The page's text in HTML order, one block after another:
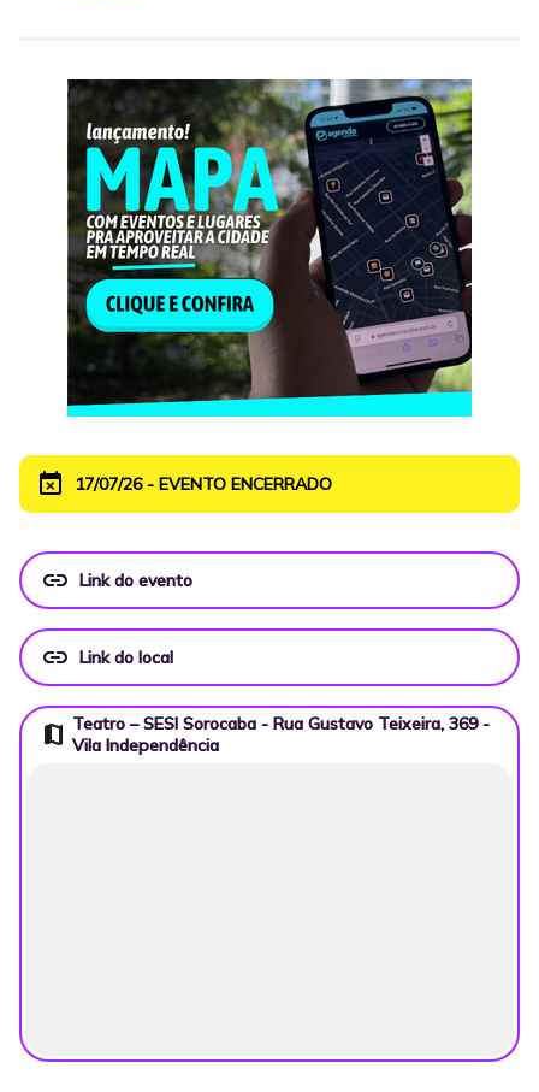
event_busy 17/07/26 - EVENTO ENCERRADO
link Link do evento
link Link do local
map Teatro – SESI Sorocaba - Rua Gustavo Teixeira, 369 -
Vila Independência